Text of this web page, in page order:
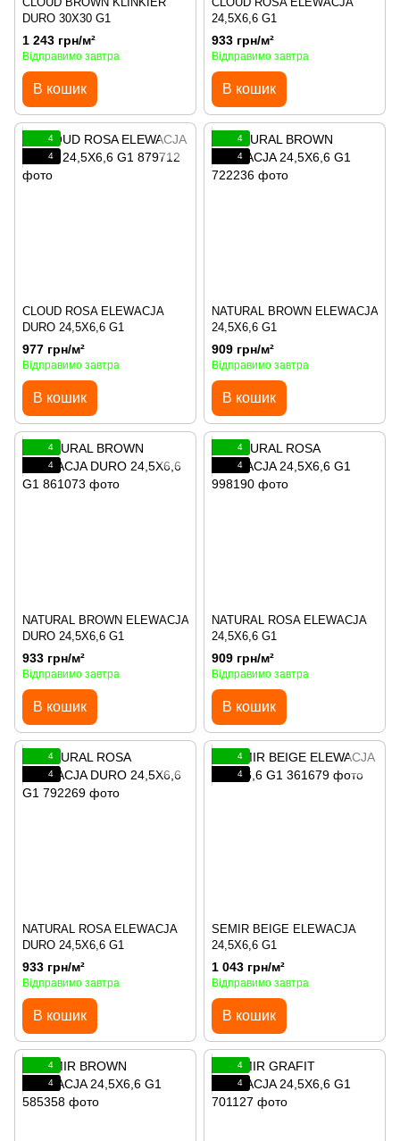
DURO 30X30 G1
1 243 грн/м²
Відправимо завтра
В кошик
24,5X6,6 G1
933 грн/м²
Відправимо завтра
В кошик
4
4
CLOUD ROSA ELEWACJA
DURO 24,5X6,6 G1
977 грн/м²
Відправимо завтра
В кошик
4
4
NATURAL BROWN ELEWACJA
24,5X6,6 G1
909 грн/м²
Відправимо завтра
В кошик
4
4
NATURAL BROWN ELEWACJA
DURO 24,5X6,6 G1
933 грн/м²
Відправимо завтра
В кошик
4
4
NATURAL ROSA ELEWACJA
24,5X6,6 G1
909 грн/м²
Відправимо завтра
В кошик
4
4
NATURAL ROSA ELEWACJA
DURO 24,5X6,6 G1
933 грн/м²
Відправимо завтра
В кошик
4
4
SEMIR BEIGE ELEWACJA
24,5X6,6 G1
1 043 грн/м²
Відправимо завтра
В кошик
4
4
4
4